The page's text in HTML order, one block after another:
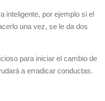
inteligente, por ejemplo si el
una vez, se le da dos
para iniciar el cambio de
a erradicar conductas.